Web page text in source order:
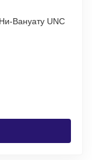
Вануату 1000 вату 2002 Вождь народа Ни-Вануату UNC